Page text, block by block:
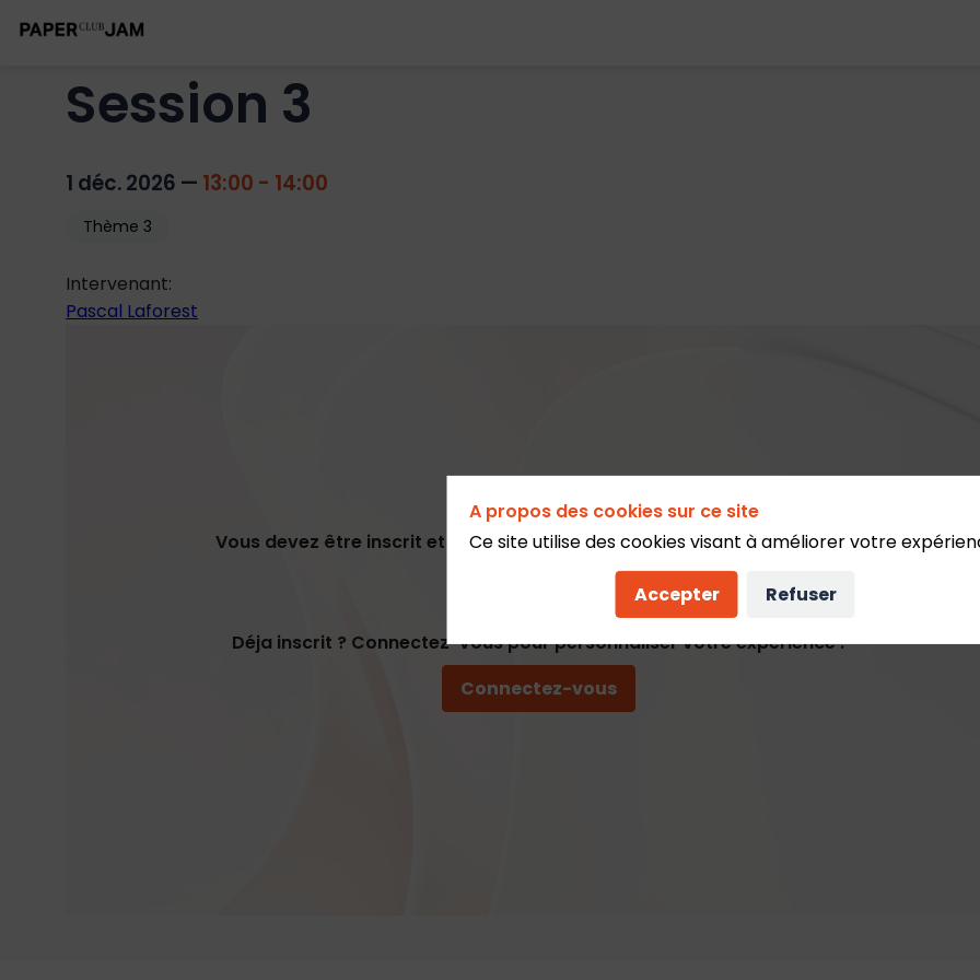
Session 3
1 déc. 2026 — 13:00 - 14:00
Thème 3
Intervenant:
Pascal Laforest
Vous devez être inscrit et connecté pour accéder à cette fonctionnalité
Déja inscrit ? Connectez-vous pour personnaliser votre experience !
Connectez-vous
A propos des cookies sur ce site
Ce site utilise des cookies visant à améliorer votre
Accepter Refuser